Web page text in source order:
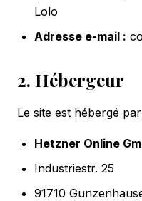
Lolo
Adresse e-mail :
2. Hébergeur
Le site est hébergé
Hetzner Online
Industriestr. 25
91710